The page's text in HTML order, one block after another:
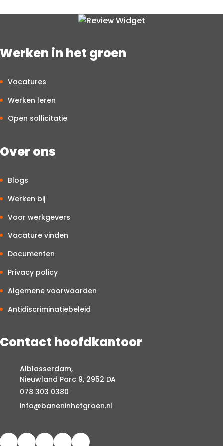
Werken in het groen
Vacatures
Werken leren
Open sollicitatie
Over ons
Blogs
Werken bij
Voor werkgevers
Vacature vinden
Documenten
Privacy policy
Algemene voorwaarden
Antidiscriminatiebeleid
Contact hoofdkantoor
Alblasserdam,
Nieuwland Parc 9, 2952 DA
078 303 0380
info@baneninhetgroen.nl